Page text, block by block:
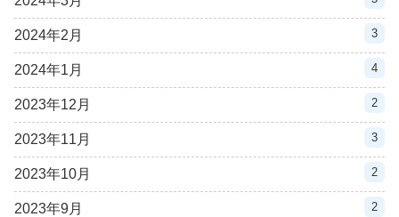
2024年2月 3
2024年1月 4
2023年12月 2
2023年11月 3
2023年10月 2
2023年9月 2